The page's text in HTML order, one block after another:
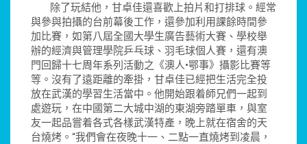
除了玩結他，甘卓佳還喜歡上拍片和打排球。經常
與參與拍攝的台前幕後工作，還參加利用課餘時間參
加比賽，如第八屆全國大學生廣告藝術大賽、學校舉
辦的經濟與管理學院乒乓球、羽毛球個人賽，還有澳
門回歸十七周年系列活動之《澳人•鄂事》攝影比賽等
等。沒有了遠距離的牽掛，甘卓佳已經把生活完全投
放在武漢的學習生活當中。他開始跟着師兄們一起到
處遊玩，在中國第二大城中湖的東湖旁踏單車，與室
友一起品嘗着各式各樣武漢特產，晚上就在宿舍的天
台燒烤。“我們會在夜晚十一、二點一直燒烤到凌晨，